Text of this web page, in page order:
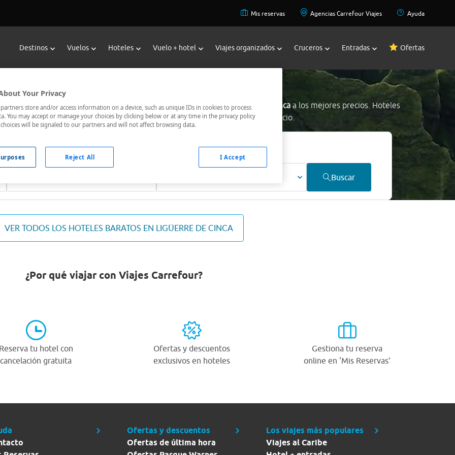
Mis reservas Agencias Carrefour Viajes Ayuda
Destinos Vuelos Hoteles Vuelo + hotel Viajes organizados Cruceros Entradas Ofertas
Hoteles en Ligüerre De Cinca
de hoteles de Viajes Carrefour te ofrece hoteles baratos en Ligüerre De Cinca a los mejores precios. Hoteles
comunicados, el hotel que busques nosotros te lo encontramos al mejor precio.
Fechas *
Buscar
VER TODOS LOS HOTELES BARATOS EN LIGÜERRE DE CINCA
¿Por qué viajar con Viajes Carrefour?
Reserva tu hotel con
cancelación gratuita
Ofertas y descuentos
exclusivos en hoteles
Gestiona tu reserva
online en ‘Mis Reservas’
Ofertas y descuentos
Ofertas de última hora
Los viajes más populares
Viajes al Caribe
Your Privacy
store and/or access information on a device, such as unique IDs in cookies to process
You may accept or manage your choices by clicking below or at any time in the privacy policy
choices will be signaled to our partners and will not affect browsing data.
Reject All I Accept